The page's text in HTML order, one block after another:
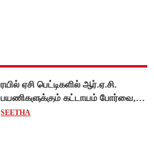
ரயில் ஏசி பெட்டிகளில் ஆர்.ஏ.சி.
பயணிகளுக்கும் கட்டாயம் போர்வை,
கம்பளி வழங்க உத்தரவு!
SEETHA